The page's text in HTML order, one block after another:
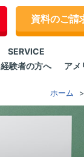
資料のご請
SERVICE
経験者の方へ
アメ
ホーム